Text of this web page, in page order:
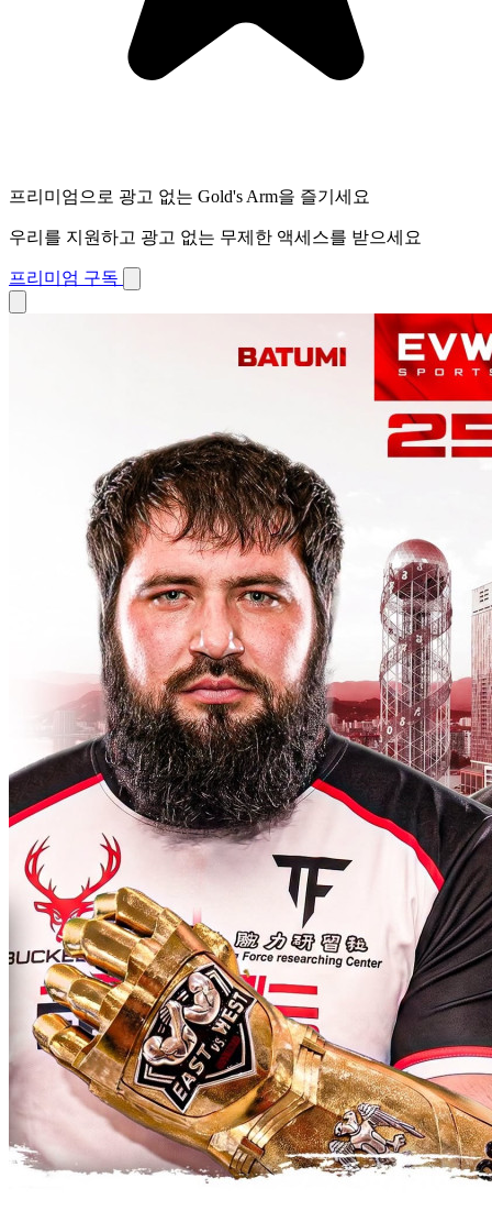
프리미엄으로 광고 없는 Gold's Arm을 즐기세요
우리를 지원하고 광고 없는 무제한 액세스를 받으세요
프리미엄 구독